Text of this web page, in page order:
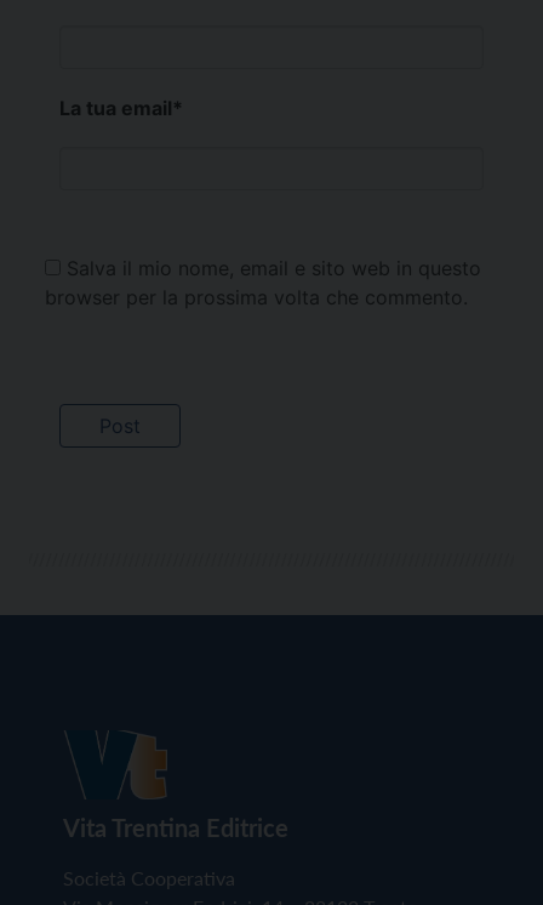
La tua email*
Salva il mio nome, email e sito web in questo
browser per la prossima volta che commento.
Vita Trentina Editrice
Società Cooperativa